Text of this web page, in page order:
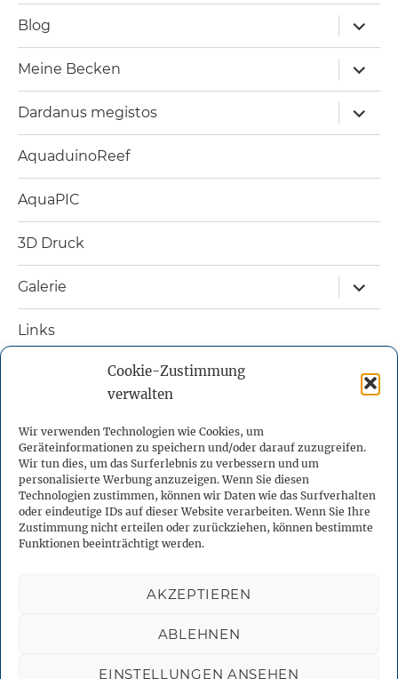
Cookie-Zustimmung
verwalten
Wir verwenden Technologien wie Cookies, um
Geräteinformationen zu speichern und/oder darauf zuzugreifen.
Wir tun dies, um das Surferlebnis zu verbessern und um
personalisierte Werbung anzuzeigen. Wenn Sie diesen
Technologien zustimmen, können wir Daten wie das Surfverhalten
oder eindeutige IDs auf dieser Website verarbeiten. Wenn Sie Ihre
Zustimmung nicht erteilen oder zurückziehen, können bestimmte
Funktionen beeinträchtigt werden.
AKZEPTIEREN
ABLEHNEN
EINSTELLUNGEN ANSEHEN
Blog
öffnen
Meine Becken
öffnen
Dardanus megistos
öffnen
AquaduinoReef
AquaPIC
3D Druck
Galerie
öffnen
Links
Nützliche Bücher
Impressum
Datenschutzerklärung
Cookie-Richtlinie (EU)